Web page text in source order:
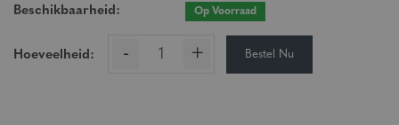
Beschikbaarheid: Op Voorraad
Hoeveelheid: - + Bestel Nu